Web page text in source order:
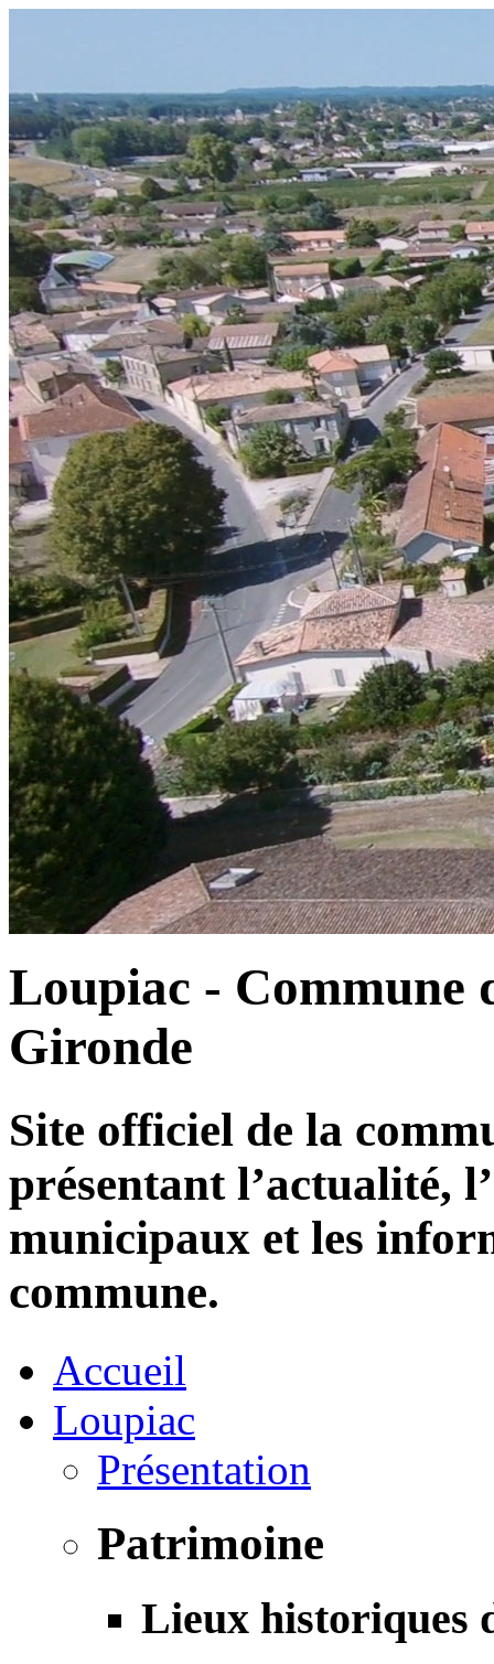
Loupiac - Commune
Gironde
Site officiel de la
présentant l’actualité,
municipaux et les
commune.
Accueil
Loupiac
Présentation
Patrimoine
Lieux historiques